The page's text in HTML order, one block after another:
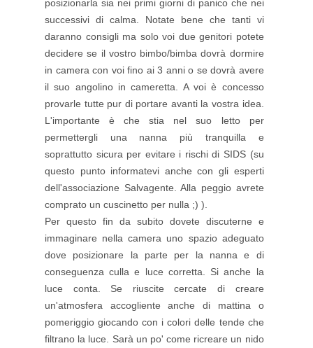
posizionarla sia nei primi giorni di panico che nei
successivi di calma. Notate bene che tanti vi
daranno consigli ma solo voi due genitori potete
decidere se il vostro bimbo/bimba dovrà dormire
in camera con voi fino ai 3 anni o se dovrà avere
il suo angolino in cameretta. A voi è concesso
provarle tutte pur di portare avanti la vostra idea.
L'importante è che stia nel suo letto per
permettergli una nanna più tranquilla e
soprattutto sicura per evitare i rischi di SIDS (su
questo punto informatevi anche con gli esperti
dell'associazione Salvagente. Alla peggio avrete
comprato un cuscinetto per nulla ;) ).
Per questo fin da subito dovete discuterne e
immaginare nella camera uno spazio adeguato
dove posizionare la parte per la nanna e di
conseguenza culla e luce corretta. Si anche la
luce conta. Se riuscite cercate di creare
un'atmosfera accogliente anche di mattina o
pomeriggio giocando con i colori delle tende che
filtrano la luce. Sarà un po' come ricreare un nido